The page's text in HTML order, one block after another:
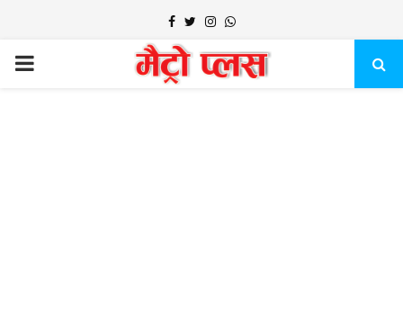
Facebook
TwitterInstagram
Whatsapp
PRIMARY